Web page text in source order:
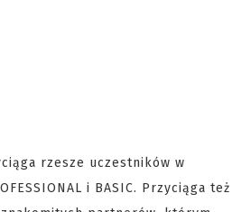
rzesze uczestników w
i BASIC. Przyciąga też